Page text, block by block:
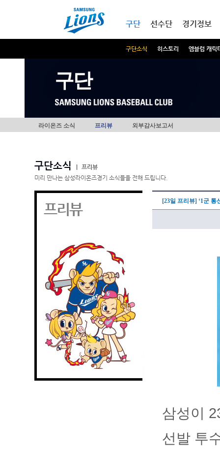
구단
구단소식 히스토리 엠블럼 캐릭
선수단 경기정보
구단
라이온즈 소식 프리뷰 외부감사보고서
구단소식
프리뷰
미리 만나는 삼성라이온즈경기 소식들을 전해 드립니다.
프리뷰 [23일 프리뷰] ‘1군 통
삼성이
선발 투